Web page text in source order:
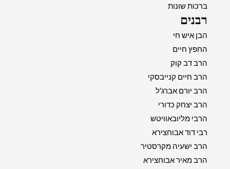
ברכות שונות
רבנים
הבן איש חי
החפץ חיים
הרב דב קוק
הרב חיים קנייבסקי
הרב יורם אברג'ל
הרב יצחק כדורי
הרבי מליובאוויטש
רבי דוד אבוחצירא
הרב ישעיה מקרסטיר
הרב מאיר אבוחצירא